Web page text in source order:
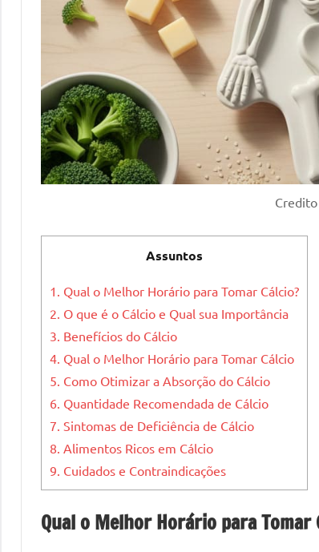
Assuntos
1. Qual o Melhor Horário para Tomar Cálcio?
2. O que é o Cálcio e Qual sua Importância
3. Benefícios do Cálcio
4. Qual o Melhor Horário para Tomar Cálcio
5. Como Otimizar a Absorção do Cálcio
6. Quantidade Recomendada de Cálcio
7. Sintomas de Deficiência de Cálcio
8. Alimentos Ricos em Cálcio
9. Cuidados e Contraindicações
Qual o Melhor Horário para Tomar